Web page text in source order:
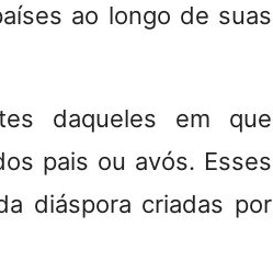
ao longo de suas
daqueles em que
pais ou avós. Esses
diáspora criadas por